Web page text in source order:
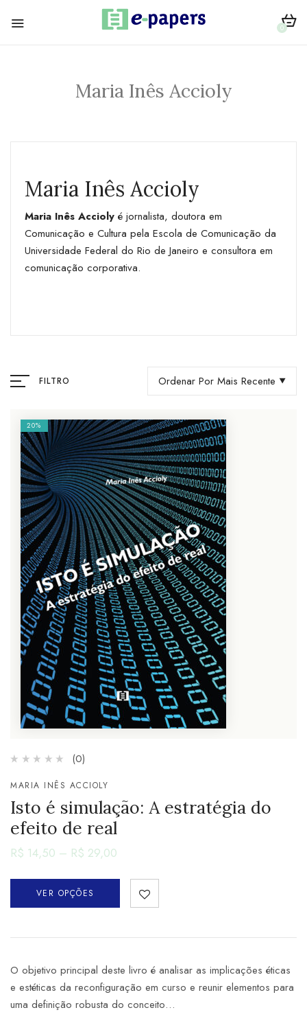
0
Maria Inês Accioly
Maria Inês Accioly
Maria Inês Accioly é jornalista, doutora em
Comunicação e Cultura pela Escola de Comunicação da
Universidade Federal do Rio de Janeiro e consultora em
comunicação corporativa.
FILTRO Ordenar Por Mais Recente
20%
(0)
MARIA INÊS ACCIOLY
Isto é simulação: A estratégia do
efeito de real
R$ 14,50 – R$ 29,00
VER OPÇÕES
O objetivo principal deste livro é analisar as implicações éticas
e estéticas da reconfiguração em curso e reunir elementos para
uma definição robusta do conceito…